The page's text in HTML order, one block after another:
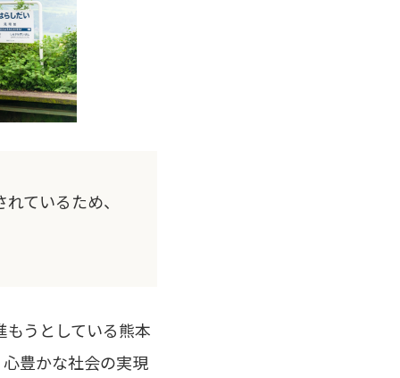
ているため、
うとしている熊本
豊かな社会の実現